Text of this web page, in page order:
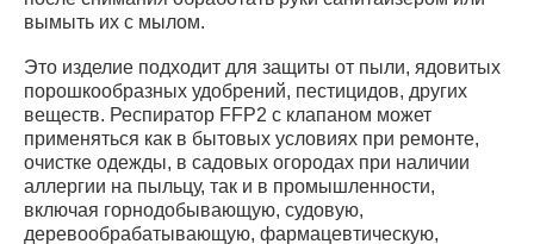
вымыть их с мылом.
Это изделие подходит для защиты от пыли, ядовитых
порошкообразных удобрений, пестицидов, других
веществ. Респиратор FFP2 с клапаном может
применяться как в бытовых условиях при ремонте,
очистке одежды, в садовых огородах при наличии
аллергии на пыльцу, так и в промышленности,
включая горнодобывающую, судовую,
деревообрабатывающую, фармацевтическую,